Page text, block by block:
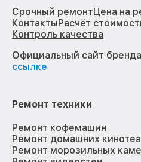
Срочный ремонтЦена на
КонтактыРасчёт
Контроль качества
Официальный сайт
ссылке
Ремонт техники
Ремонт кофемашин
Ремонт домашних
Ремонт морозильных